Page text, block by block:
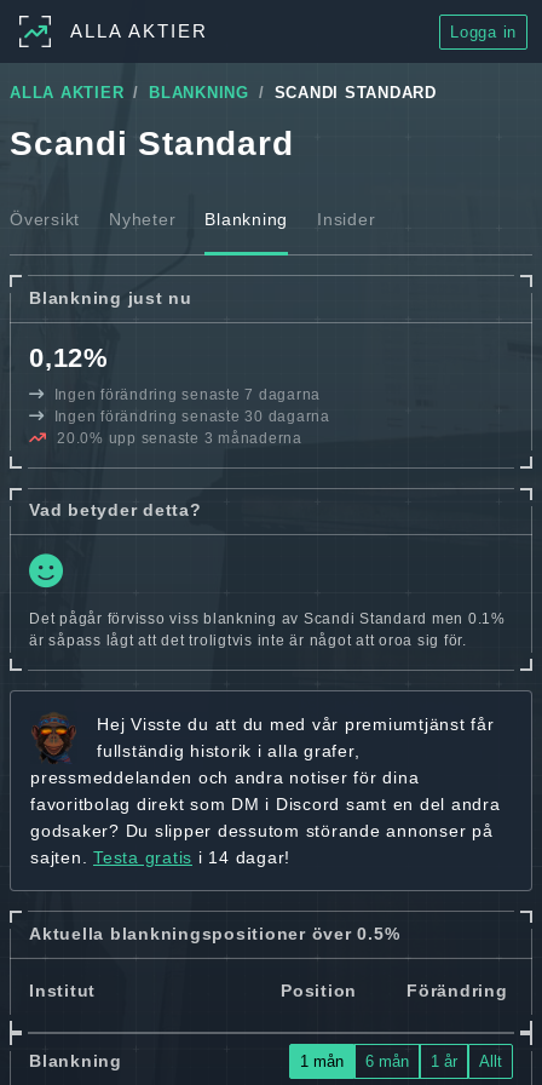
ALLA AKTIER Logga in
ALLA AKTIER BLANKNING SCANDI STANDARD
Scandi Standard
Översikt Nyheter Blankning Insider
Blankning just nu
0,12%
Ingen förändring senaste 7 dagarna
Ingen förändring senaste 30 dagarna
20.0% upp senaste 3 månaderna
Vad betyder detta?
Det pågår förvisso viss blankning av Scandi Standard men 0.1%
är såpass lågt att det troligtvis inte är något att oroa sig för.
Hej Visste du att du med vår premiumtjänst får
fullständig historik i alla grafer,
pressmeddelanden och andra notiser för dina
favoritbolag direkt som DM i Discord samt en del andra
godsaker? Du slipper dessutom störande annonser på
sajten. Testa gratis i 14 dagar!
Aktuella blankningspositioner över 0.5%
Institut Position Förändring
Blankning 1 mån 6 mån 1 år Allt